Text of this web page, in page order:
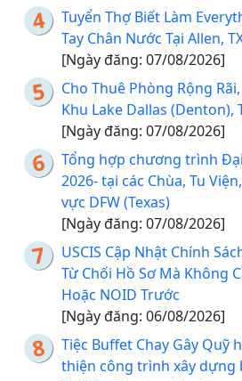
Tuyển Thợ Biết Làm
Tay Chân Nước Tại Allen,
[Ngày đăng: 07/08/2026]
Cho Thuê Phòng Rộng Rãi,
Khu Lake Dallas (Denton),
[Ngày đăng: 07/08/2026]
Tổng hợp chương trình
2026- tại các Chùa, Tu
vực DFW (Texas)
[Ngày đăng: 07/08/2026]
USCIS Cập Nhật Chính
Từ Chối Hồ Sơ Mà Không
Hoặc NOID Trước
[Ngày đăng: 06/08/2026]
Tiệc Buffet Chay Gây Quỹ
thiện công trình xây dựng